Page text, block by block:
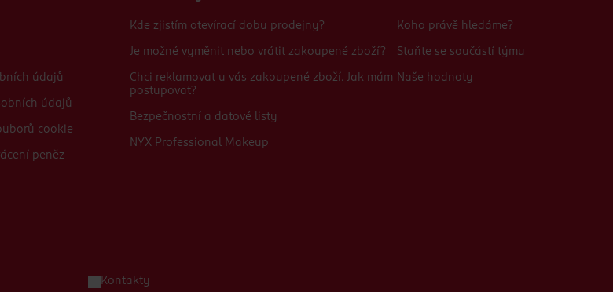
údajů
údajů
cookie
peněz
Kde zjistím otevírací dobu prodejny?
Je možné vyměnit nebo vrátit zakoupené zboží?
Chci reklamovat u vás zakoupené zboží. Jak mám
postupovat?
Bezpečnostní a datové listy
NYX Professional Makeup
Koho právě hledáme?
Staňte se součástí týmu
Naše hodnoty
Kontakty